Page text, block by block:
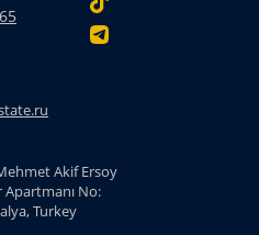
Akif Ersoy
Apartmanı No:
Turkey